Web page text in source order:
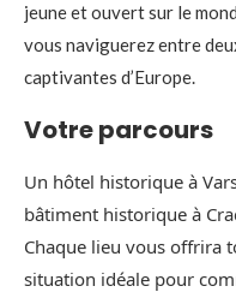
jeune et ouvert sur le
vous naviguerez entre
captivantes d’Europe.
Votre parcours
Un hôtel historique à
bâtiment historique à
Chaque lieu vous offrira
situation idéale pour